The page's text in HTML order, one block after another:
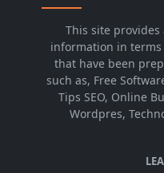
This site
information in
that have been
such as, Free
Tips SEO, Online
Wordpres,